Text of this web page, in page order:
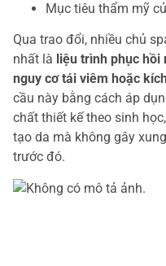
Mục tiêu thẩm mỹ
Qua trao đổi, nhiều chủ
nhất là liệu trình phục
nguy cơ tái viêm hoặc
cầu này bằng cách áp
chất thiết kế theo sinh
tạo da mà không gây
trước đó.